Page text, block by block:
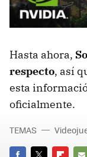
Hasta ahora,
respecto, así
esta
oficialmente.
TEMAS